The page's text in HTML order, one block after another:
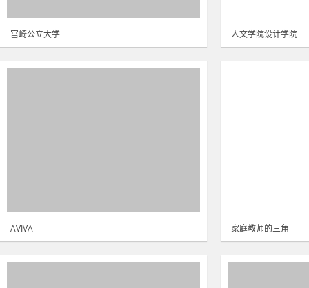
宫崎公立大学 人文学院设计学院
AVIVA 家庭教师的三角